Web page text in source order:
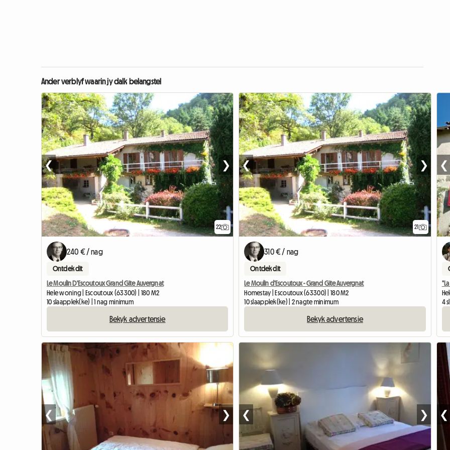
Ander verblyf waarin jy dalk belangstel
22
❮ ❯
240 € / nag
Ontdek dit
Le Moulin D'Escoutoux Grand Gite Auvergnat
Hele woning | Escoutoux (63300) | 180 M2
10 slaapplek(ke) | 1 nag minimum
Bekyk advertensie
21
❮ ❯
310 € / nag
Ontdek dit
Le Moulin d'Escoutoux - Grand Gite Auvergnat
Homestay | Escoutoux (63300) | 180 M2
10 slaapplek(ke) | 2 nagte minimum
Bekyk advertensie
❮
4
❮ ❯ ❮ ❯ ❮